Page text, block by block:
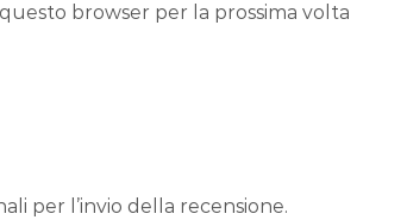
browser per la prossima volta
per l’invio della recensione.